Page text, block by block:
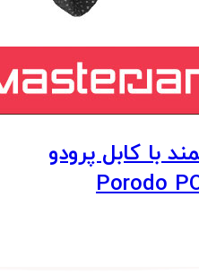
هوشمند با کابل پرودو
Porodo